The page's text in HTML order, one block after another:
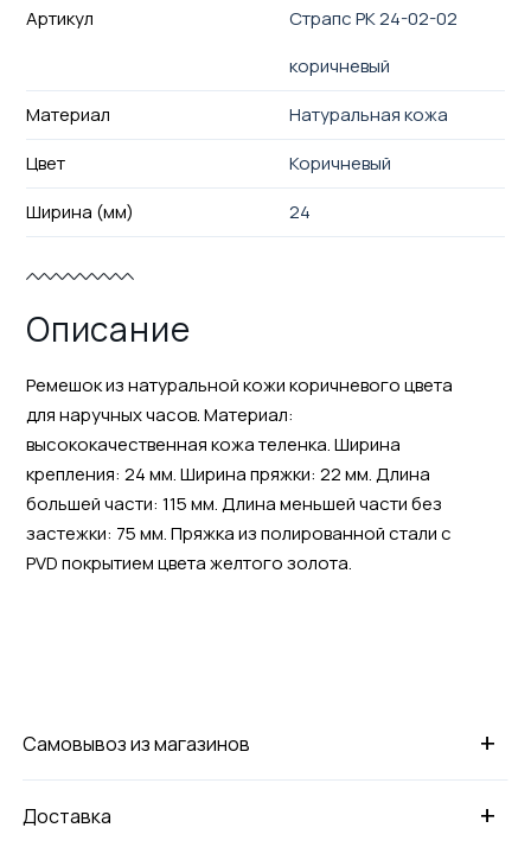
Артикул
Страпс РК 24-02-02
коричневый
Материал
Натуральная кожа
Цвет
Коричневый
Ширина (мм)
24
Описание
Ремешок из натуральной кожи коричневого цвета
для наручных часов. Материал:
высококачественная кожа теленка. Ширина
крепления: 24 мм. Ширина пряжки: 22 мм. Длина
большей части: 115 мм. Длина меньшей части без
застежки: 75 мм. Пряжка из полированной стали с
PVD покрытием цвета желтого золота.
+
Самовывоз из магазинов
+
Доставка